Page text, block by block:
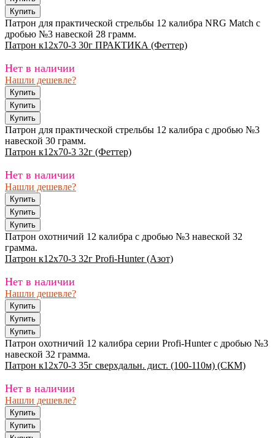
Патрон для практической стрельбы 12 калибра NRG Match с
дробью №3 навеской 28 грамм.
Патрон к12х70-3 30г ПРАКТИКА (Феттер)
Нет в наличии
Нашли дешевле?
Патрон для практической стрельбы 12 калибра с дробью №3
навеской 30 грамм.
Патрон к12х70-3 32г (Феттер)
Нет в наличии
Нашли дешевле?
Патрон охотничий 12 калибра с дробью №3 навеской 32
грамма.
Патрон к12х70-3 32г Profi-Hunter (Азот)
Нет в наличии
Нашли дешевле?
Патрон охотничий 12 калибра серии Profi-Hunter с дробью №3
навеской 32 грамма.
Патрон к12х70-3 35г сверхдальн. дист. (100-110м) (СКМ)
Нет в наличии
Нашли дешевле?